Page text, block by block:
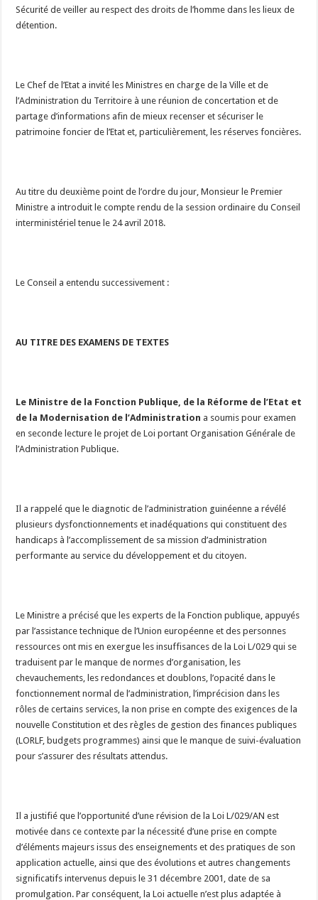
Sécurité de veiller au respect des droits de l’homme dans les lieux de
détention.
Le Chef de l’Etat a invité les Ministres en charge de la Ville et de
l’Administration du Territoire à une réunion de concertation et de
partage d’informations afin de mieux recenser et sécuriser le
patrimoine foncier de l’Etat et, particulièrement, les réserves foncières.
Au titre du deuxième point de l’ordre du jour, Monsieur le Premier
Ministre a introduit le compte rendu de la session ordinaire du Conseil
interministériel tenue le 24 avril 2018.
Le Conseil a entendu successivement :
AU TITRE DES EXAMENS DE TEXTES
Le Ministre de la Fonction Publique, de la Réforme de l’Etat et
de la Modernisation de l’Administration a soumis pour examen
en seconde lecture le projet de Loi portant Organisation Générale de
l’Administration Publique.
Il a rappelé que le diagnotic de l’administration guinéenne a révélé
plusieurs dysfonctionnements et inadéquations qui constituent des
handicaps à l’accomplissement de sa mission d’administration
performante au service du développement et du citoyen.
Le Ministre a précisé que les experts de la Fonction publique, appuyés
par l’assistance technique de l’Union européenne et des personnes
ressources ont mis en exergue les insuffisances de la Loi L/029 qui se
traduisent par le manque de normes d’organisation, les
chevauchements, les redondances et doublons, l’opacité dans le
fonctionnement normal de l’administration, l’imprécision dans les
rôles de certains services, la non prise en compte des exigences de la
nouvelle Constitution et des règles de gestion des finances publiques
(LORLF, budgets programmes) ainsi que le manque de suivi-évaluation
pour s’assurer des résultats attendus.
Il a justifié que l’opportunité d’une révision de la Loi L/029/AN est
motivée dans ce contexte par la nécessité d’une prise en compte
d’éléments majeurs issus des enseignements et des pratiques de son
application actuelle, ainsi que des évolutions et autres changements
significatifs intervenus depuis le 31 décembre 2001, date de sa
promulgation. Par conséquent, la Loi actuelle n’est plus adaptée à